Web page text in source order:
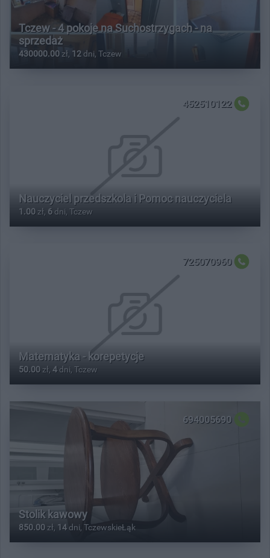
Tczew - 4 pokoje na Suchostrzygach - na
sprzedaż
430000.00 zł, 12 dni, Tczew
452510122
Nauczyciel przedszkola i Pomoc nauczyciela
1.00 zł, 6 dni, Tczew
725070960
Matematyka - korepetycje
50.00 zł, 4dni, Tczew
694005690
Stolik kawowy
850.00 zł, 14 dni, TczewskieŁąk